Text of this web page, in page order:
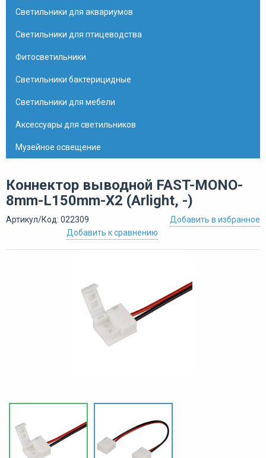
Светильники для аквариумов
Светильники для птицеводства
Фитосветильники
Светильники бактерицидные
Светильники для мебели
Аксессуары для светильников
Музейное освещение
Коннектор выводной FAST-MONO-
8mm-L150mm-X2 (Arlight, -)
Артикул/Код: 022309
Добавить в избранное
Добавить к сравнению